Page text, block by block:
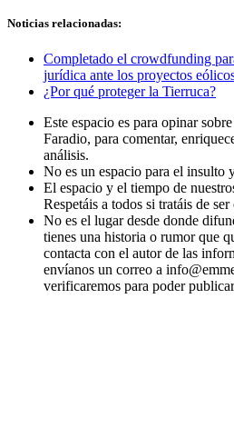
Noticias relacionadas:
Completado el crowdfunding
jurídica ante los proyectos
¿Por qué proteger la Tierruca?
Este espacio es para opinar
Faradio, para comentar,
análisis.
No es un espacio para el insulto
El espacio y el tiempo de
Respetáis a todos si tratáis de
No es el lugar desde donde
tienes una historia o rumor que
contacta con el autor de las
envíanos un correo a
verificaremos para poder